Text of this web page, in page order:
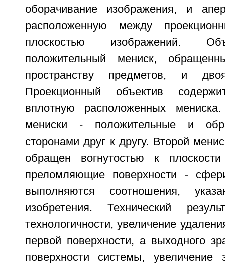
оборачивание изображения, и
расположенную между
плоскостью изображений.
положительный мениск,
пространству предметов, и
Проекционный объектив
вплотную расположенных
мениски - положительные и
сторонами друг к другу. Второй
обращен вогнутостью к
преломляющие поверхности -
выполняются соотношения,
изобретения. Технический
технологичности, увеличение
первой поверхности, а выходного
поверхности системы, увеличение